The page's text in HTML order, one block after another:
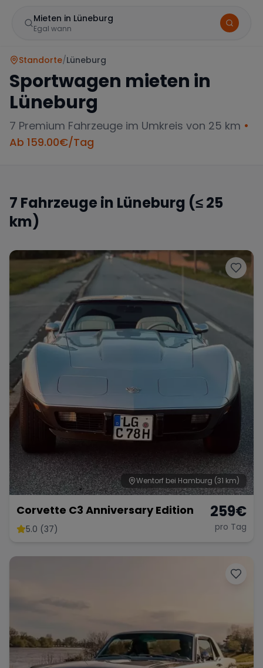
Mieten in Lüneburg
Egal wann
Porsche Ferrari
McLaren Ford Jaguar
Dodge
Bentley Aston Martin
Bugatti Lotus Maserati
Wann
Zeitraum wählen
Standorte/Lüneburg
Sportwagen mieten in
Lüneburg
7 Premium Fahrzeuge im Umkreis von 25 km •
Ab 159.00€/Tag
7 Fahrzeuge in Lüneburg (≤ 25
km)
Wentorf bei Hamburg (31 km)
Corvette C3 Anniversary Edition
5.0 (37)
259€
pro Tag